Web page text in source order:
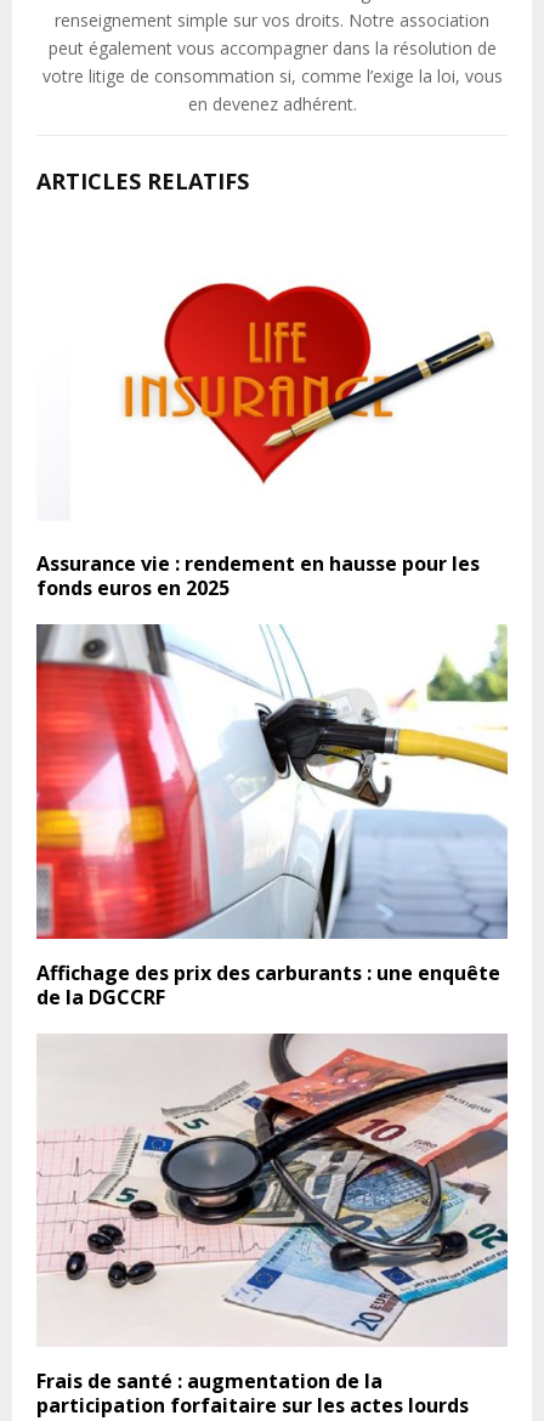
renseignement simple sur vos droits. Notre association
peut également vous accompagner dans la résolution de
votre litige de consommation si, comme l’exige la loi, vous
en devenez adhérent.
ARTICLES RELATIFS
Assurance vie : rendement en hausse pour les
fonds euros en 2025
Affichage des prix des carburants : une enquête
de la DGCCRF
Frais de santé : augmentation de la
participation forfaitaire sur les actes lourds